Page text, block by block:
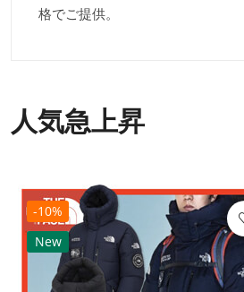
格でご提供。
人気急上昇
-10%
New